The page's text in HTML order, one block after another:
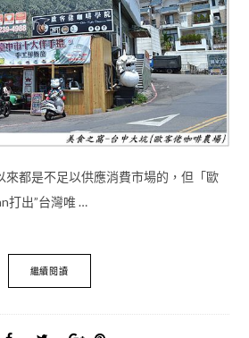
來都是不足以供應消費市場的，但「歐
打出”台灣唯 …
繼續閱讀